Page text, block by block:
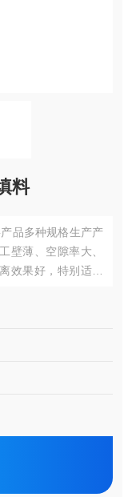
料
品多种规格生产产
壁薄、空隙率大、
效果好，特别适用